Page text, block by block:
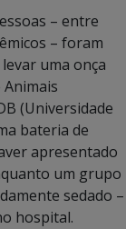
– entre
– foram
uma onça
Animais
(Universidade
bateria de
apresentado
um grupo
sedado –
hospital.